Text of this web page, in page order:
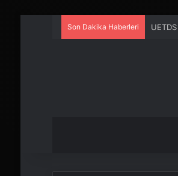
Son Dakika Haberleri UETDS